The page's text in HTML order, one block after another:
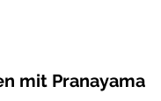
mit Pranayama